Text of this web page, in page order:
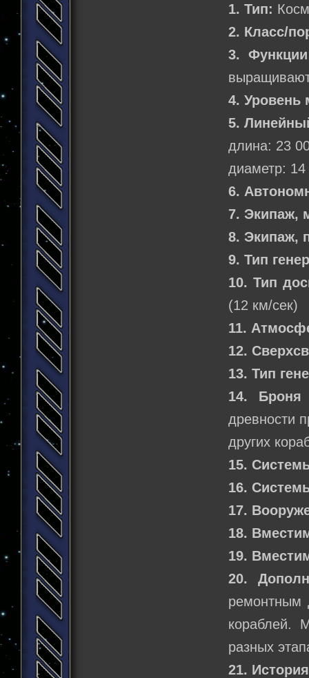
1. Тип:
2. Класс/
3.
4. Уровень
5.
длина: 23
диаметр:
6.
7. Экипаж,
8. Экипаж,
9. Тип
10. Тип
(12 км/сек)
11.
12.
13. Тип
14.
древности
других
15.
16.
17.
18.
19.
20.
ремонтным
кораблей.
разных
21.